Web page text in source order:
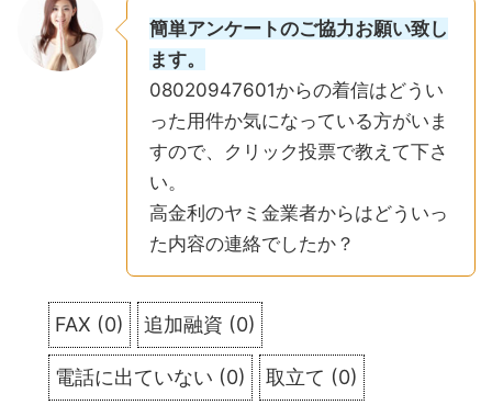
簡単アンケートのご協力お願い致し
ます。
08020947601からの着信はどうい
った用件か気になっている方がいま
すので、クリック投票で教えて下さ
い。
高金利のヤミ金業者からはどういっ
た内容の連絡でしたか？
FAX (0) 追加融資 (0)
電話に出ていない (0) 取立て (0)